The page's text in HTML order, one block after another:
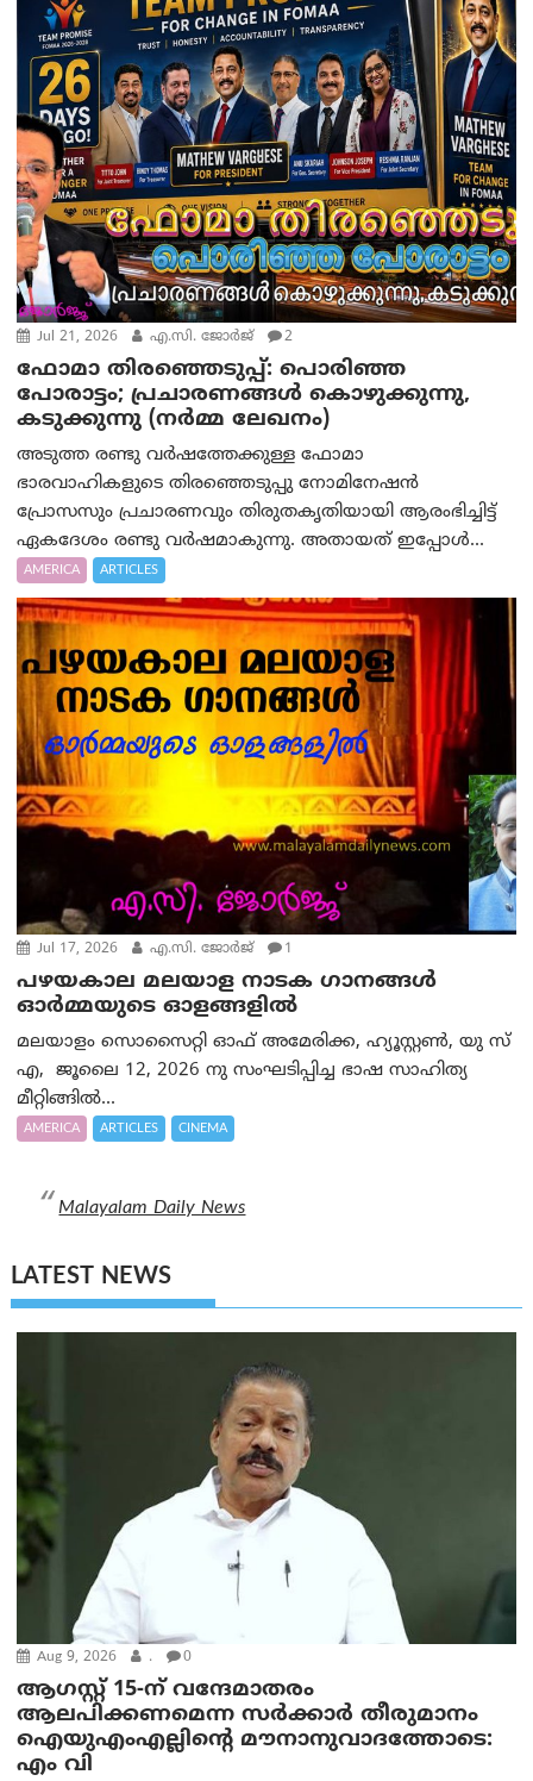
Jul 21, 2026 എ.സി. ജോർജ് 2
ഫോമാ തിരഞ്ഞെടുപ്പ്: പൊരിഞ്ഞ
പോരാട്ടം; പ്രചാരണങ്ങൾ കൊഴുക്കുന്നു,
കടുക്കുന്നു (നർമ്മ ലേഖനം)
അടുത്ത രണ്ടു വർഷത്തേക്കുള്ള ഫോമാ
ഭാരവാഹികളുടെ തിരഞ്ഞെടുപ്പു നോമിനേഷൻ
പ്രോസസും പ്രചാരണവും തിരുതകൃതിയായി ആരംഭിച്ചിട്ട്
ഏകദേശം രണ്ടു വർഷമാകുന്നു. അതായത് ഇപ്പോൾ...
AMERICA ARTICLES
Jul 17, 2026 എ.സി. ജോർജ് 1
പഴയകാല മലയാള നാടക ഗാനങ്ങൾ
ഓർമ്മയുടെ ഓളങ്ങളിൽ
മലയാളം സൊസൈറ്റി ഓഫ് അമേരിക്ക, ഹ്യൂസ്റ്റൺ, യു സ്
എ, ജൂലൈ 12, 2026 നു സംഘടിപ്പിച്ച ഭാഷ സാഹിത്യ
മീറ്റിങ്ങിൽ...
AMERICA ARTICLES CINEMA
Malayalam Daily News
LATEST NEWS
Aug 9, 2026 . 0
ആഗസ്റ്റ് 15-ന് വന്ദേമാതരം
ആലപിക്കണമെന്ന സര്‍ക്കാര്‍ തീരുമാനം
ഐയുഎംഎല്ലിന്റെ മൗനാനുവാദത്തോടെ:
എം വി